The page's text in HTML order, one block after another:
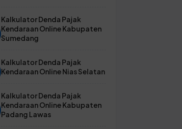
Kalkulator Denda Pajak
Kendaraan Online Kabupaten
Sumedang
Kalkulator Denda Pajak
Kendaraan Online Nias Selatan
Kalkulator Denda Pajak
Kendaraan Online Kabupaten
Padang Lawas